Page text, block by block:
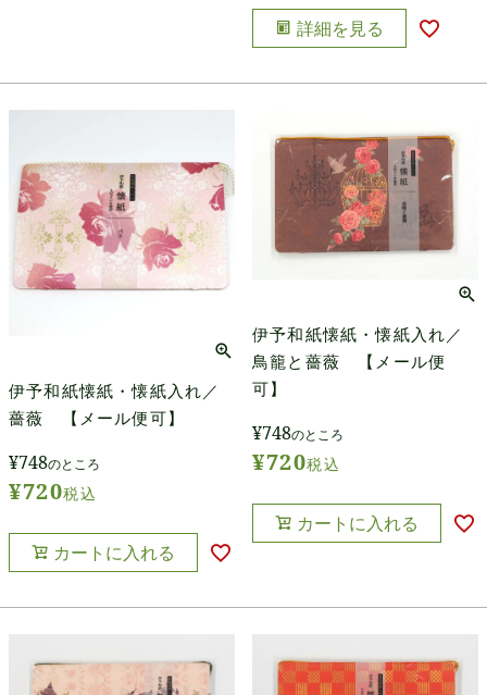
詳細を見る
伊予和紙懐紙・懐紙入れ／
薔薇 【メール便可】
¥748のところ
¥720税込
カートに入れる
伊予和紙懐紙・懐紙入れ／
鳥籠と薔薇 【メール便
可】
¥748のところ
¥720税込
カートに入れる